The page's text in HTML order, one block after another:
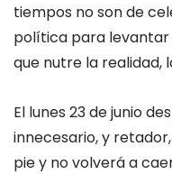
tiempos no son de
política para levantar
que nutre la realidad,
El lunes 23 de junio
innecesario, y
pie y no volverá a